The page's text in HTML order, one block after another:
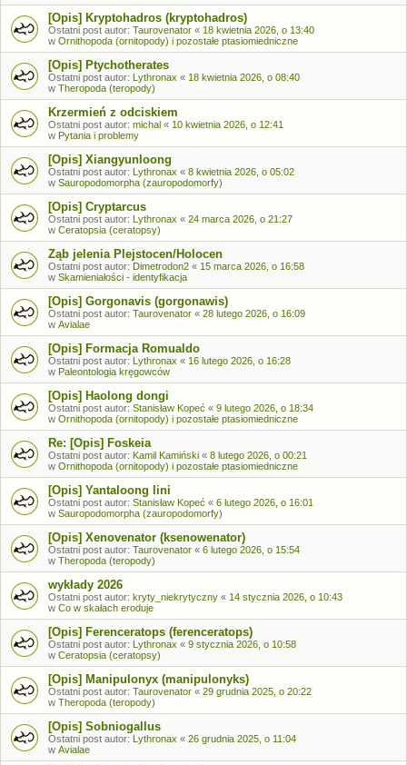
[Opis] Kryptohadros (kryptohadros)
Ostatni post autor: Taurovenator « 18 kwietnia 2026, o 13:40
w Ornithopoda (ornitopody) i pozostałe ptasiomiedniczne
[Opis] Ptychotherates
Ostatni post autor: Lythronax « 18 kwietnia 2026, o 08:40
w Theropoda (teropody)
Krzermień z odciskiem
Ostatni post autor: michal « 10 kwietnia 2026, o 12:41
w Pytania i problemy
[Opis] Xiangyunloong
Ostatni post autor: Lythronax « 8 kwietnia 2026, o 05:02
w Sauropodomorpha (zauropodomorfy)
[Opis] Cryptarcus
Ostatni post autor: Lythronax « 24 marca 2026, o 21:27
w Ceratopsia (ceratopsy)
Ząb jelenia Plejstocen/Holocen
Ostatni post autor: Dimetrodon2 « 15 marca 2026, o 16:58
w Skamieniałości - identyfikacja
[Opis] Gorgonavis (gorgonawis)
Ostatni post autor: Taurovenator « 28 lutego 2026, o 16:09
w Avialae
[Opis] Formacja Romualdo
Ostatni post autor: Lythronax « 16 lutego 2026, o 16:28
w Paleontologia kręgowców
[Opis] Haolong dongi
Ostatni post autor: Stanisław Kopeć « 9 lutego 2026, o 18:34
w Ornithopoda (ornitopody) i pozostałe ptasiomiedniczne
Re: [Opis] Foskeia
Ostatni post autor: Kamil Kamiński « 8 lutego 2026, o 00:21
w Ornithopoda (ornitopody) i pozostałe ptasiomiedniczne
[Opis] Yantaloong lini
Ostatni post autor: Stanisław Kopeć « 6 lutego 2026, o 16:01
w Sauropodomorpha (zauropodomorfy)
[Opis] Xenovenator (ksenowenator)
Ostatni post autor: Taurovenator « 6 lutego 2026, o 15:54
w Theropoda (teropody)
wykłady 2026
Ostatni post autor: kryty_niekrytyczny « 14 stycznia 2026, o 10:43
w Co w skałach eroduje
[Opis] Ferenceratops (ferenceratops)
Ostatni post autor: Lythronax « 9 stycznia 2026, o 10:58
w Ceratopsia (ceratopsy)
[Opis] Manipulonyx (manipulonyks)
Ostatni post autor: Taurovenator « 29 grudnia 2025, o 20:22
w Theropoda (teropody)
[Opis] Sobniogallus
Ostatni post autor: Lythronax « 26 grudnia 2025, o 11:04
w Avialae